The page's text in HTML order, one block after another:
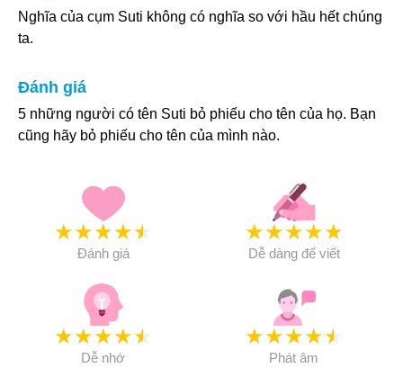
Nghĩa của cụm Suti không có nghĩa so với hầu hết chúng
ta.
Đánh giá
5 những người có tên Suti bỏ phiếu cho tên của họ. Bạn
cũng hãy bỏ phiếu cho tên của mình nào.
★★★★★
Đánh giá
★★★★★
Dễ dàng để viết
★★★★★
Dễ nhớ
★★★★★
Phát âm